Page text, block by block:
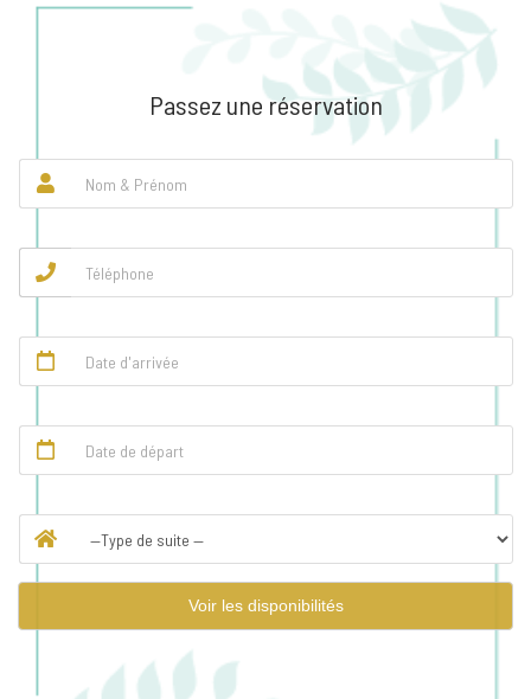
Passez une réservation
Voir les disponibilités